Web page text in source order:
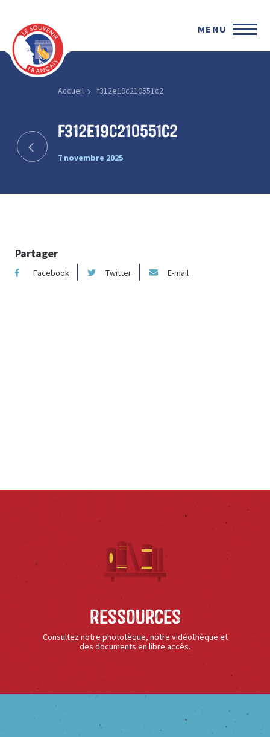
MENU
Accueil f312e19c210551c2
f312e19c210551c2
7 novembre 2025
Partager
Facebook Twitter E-mail
Ressources
Consultez notre phototèque, notre vidéothèque et
des documents en libre accès.